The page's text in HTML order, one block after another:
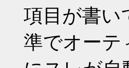
項目が書い
準でオーテ